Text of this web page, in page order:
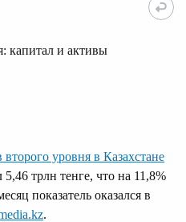
капитал и активы
второго уровня в Казахстане
трлн тенге, что на 11,8%
показатель оказался в
.